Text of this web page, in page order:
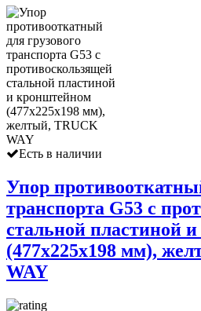
Есть в наличии
Упор
транспорта G53 с
стальной пластиной
(477х225х198 мм),
WAY